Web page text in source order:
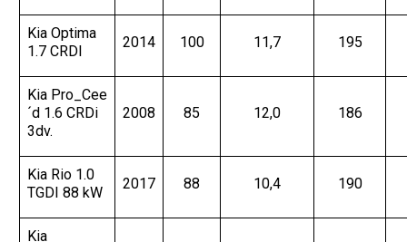
Kia Optima
1.7 CRDI
2014 100 11,7 195
Kia Pro_Cee
´d 1.6 CRDi
3dv.
2008 85 12,0 186
Kia Rio 1.0
TGDI 88 kW
2017 88 10,4 190
Kia